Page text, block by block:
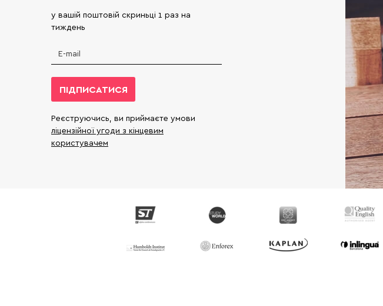
у вашій поштовій скриньці 1 раз на
тиждень
ПІДПИСАТИСЯ
Реєструючись, ви приймаєте умови
ліцензійної угоди з кінцевим
користувачем